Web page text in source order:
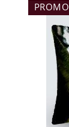
PROMO